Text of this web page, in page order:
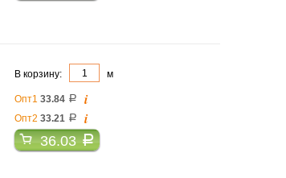
В корзину: м
Опт1 33.84 a i
Опт2 33.21 a i
36.03a